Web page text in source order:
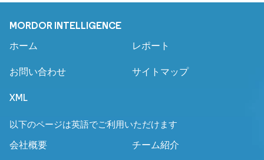
MORDOR INTELLIGENCE
ホーム レポート
お問い合わせ サイトマップ
XML
以下のページは英語でご利用いただけます
会社概要 チーム紹介